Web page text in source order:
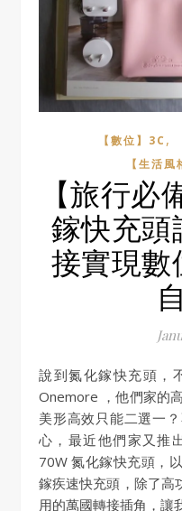
【數位】3C ,
【生活
【旅行
鎵快充頭
接實現數
說到氮化鎵快充頭，不能不提到已經陪伴我一年的
Onemore ，他們家的
美形高效只能二選一
心，最近他們家又推
70W 氮化鎵快充頭，
鎵疾速快充頭，除了高
用的萬國轉接插角，讓